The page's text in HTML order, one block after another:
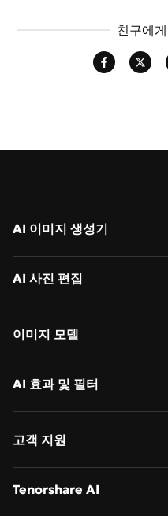
친구에
AI 이미지 생성기
이미지 → 이미지
AI 객체 제거
AI 사진 편집
사진 배경 변경
일괄 크기 조정
일괄 이름 변경
이미지 모델
Nano Banana 2
Qwen-Image-2.0
AI 효과 및 필터
지브리 스타일 AI
고객 지원
회사 소개
Tenorshare AI